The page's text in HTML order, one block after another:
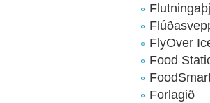
FlyOver
Food
Forlagið